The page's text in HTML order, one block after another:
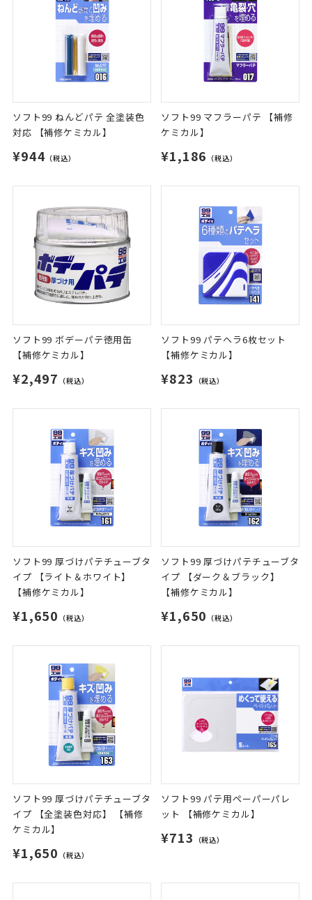
ソフト99 ねんどパテ 全塗装色
対応 【補修ケミカル】
¥944 （税込）
ソフト99 マフラーパテ 【補修
ケミカル】
¥1,186 （税込）
ソフト99 ボデーパテ徳用缶
【補修ケミカル】
¥2,497 （税込）
ソフト99 パテヘラ6枚セット
【補修ケミカル】
¥823 （税込）
ソフト99 厚づけパテチューブタ
イプ 【ライト＆ホワイト】
【補修ケミカル】
¥1,650 （税込）
ソフト99 厚づけパテチューブタ
イプ 【ダーク＆ブラック】
【補修ケミカル】
¥1,650 （税込）
ソフト99 厚づけパテチューブタ
イプ 【全塗装色対応】 【補修
ケミカル】
¥1,650 （税込）
ソフト99 パテ用ペーパーパレ
ット 【補修ケミカル】
¥713 （税込）